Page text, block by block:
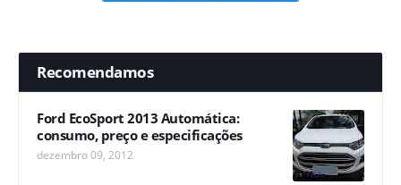
Recomendamos
Ford EcoSport 2013 Automática:
consumo, preço e especificações
dezembro 09, 2012